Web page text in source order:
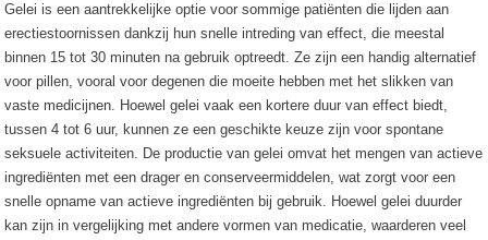
Gelei is een aantrekkelijke optie voor sommige patiënten die lijden aan
erectiestoornissen dankzij hun snelle intreding van effect, die meestal
binnen 15 tot 30 minuten na gebruik optreedt. Ze zijn een handig alternatief
voor pillen, vooral voor degenen die moeite hebben met het slikken van
vaste medicijnen. Hoewel gelei vaak een kortere duur van effect biedt,
tussen 4 tot 6 uur, kunnen ze een geschikte keuze zijn voor spontane
seksuele activiteiten. De productie van gelei omvat het mengen van actieve
ingrediënten met een drager en conserveermiddelen, wat zorgt voor een
snelle opname van actieve ingrediënten bij gebruik. Hoewel gelei duurder
kan zijn in vergelijking met andere vormen van medicatie, waarderen veel